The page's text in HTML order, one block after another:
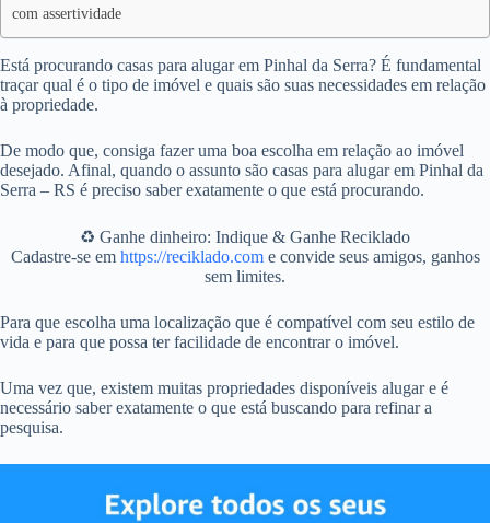
com assertividade
Está procurando casas para alugar em Pinhal da Serra? É fundamental
traçar qual é o tipo de imóvel e quais são suas necessidades em relação
à propriedade.
De modo que, consiga fazer uma boa escolha em relação ao imóvel
desejado. Afinal, quando o assunto são casas para alugar em Pinhal da
Serra – RS é preciso saber exatamente o que está procurando.
♻️ Ganhe dinheiro: Indique & Ganhe Reciklado
Cadastre-se em https://reciklado.come convide seus amigos, ganhos
sem limites.
Para que escolha uma localização que é compatível com seu estilo de
vida e para que possa ter facilidade de encontrar o imóvel.
Uma vez que, existem muitas propriedades disponíveis alugar e é
necessário saber exatamente o que está buscando para refinar a
pesquisa.